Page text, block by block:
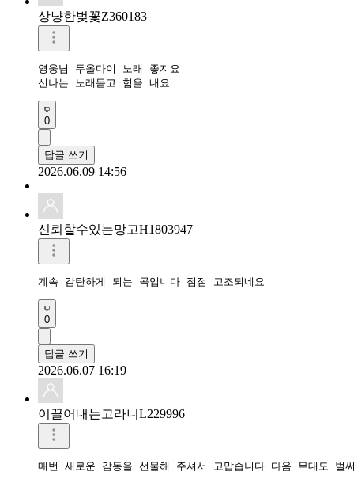
상냥한벚꽃Z360183
영웅님 두올다이 노래 좋지요
신나는 노래듣고 힘을 내요
0
답글 쓰기
2026.06.09 14:56
신뢰할수있는망고H1803947
0
답글 쓰기
2026.06.07 16:19
이끌어내는고라니L229996